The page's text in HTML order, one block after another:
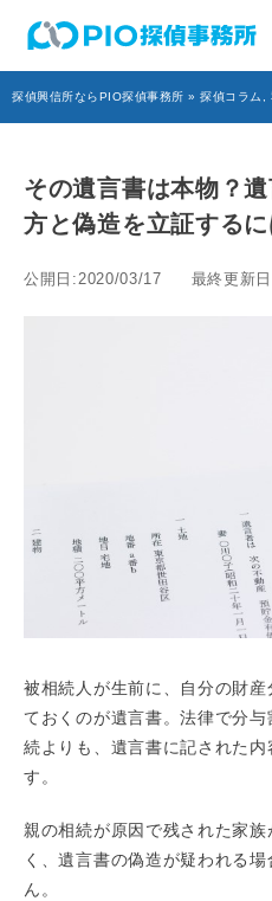
探偵興信所ならPIO探偵事務所 » 探偵コラム
その遺言書は本物？
方と偽造を立証するに
公開日:2020/03/17 最終更新
被相続人が生前に、自分の財
ておくのが遺言書。法律で分
続よりも、遺言書に記された
す。
親の相続が原因で残された家
く、遺言書の偽造が疑われる
ん。